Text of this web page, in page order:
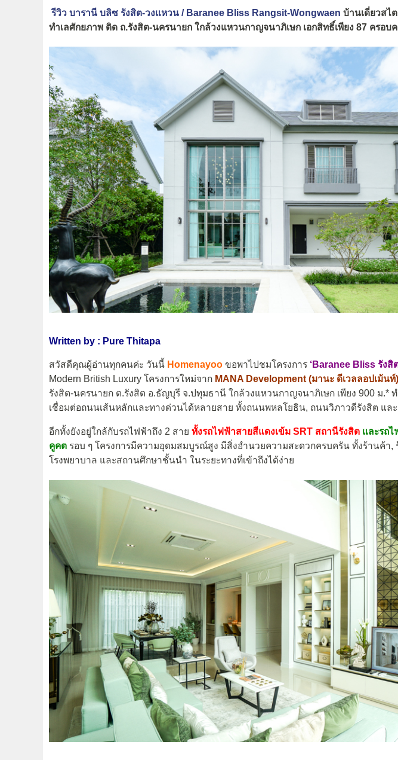
รีวิว บารานี บลิซ รังสิต-วงแหวน / Baranee Bliss Rangsit-Wongwaen บ้านเดี่ยวสไ
ทำเลศักยภาพ ติด ถ.รังสิต-นครนายก ใกล้วงแหวนกาญจนาภิเษก เอกสิทธิ์เพียง 87 ครอบ
Written by : Pure Thitapa
สวัสดีคุณผู้อ่านทุกคนค่ะ วันนี้ Homenayoo ขอพาไปชมโครงการ ‘Baranee Bliss รังสิ
Modern British Luxury โครงการใหม่จาก MANA Development (มานะ ดีเวลลอปเม้นท์)
รังสิต-นครนายก ต.รังสิต อ.ธัญบุรี จ.ปทุมธานี ใกล้วงแหวนกาญจนาภิเษก เพียง 900 ม.* ท
เชื่อมต่อถนนเส้นหลักและทางด่วนได้หลายสาย ทั้งถนนพหลโยธิน, ถนนวิภาวดีรังสิต และ
อีกทั้งยังอยู่ใกล้กับรถไฟฟ้าถึง 2 สาย ทั้งรถไฟฟ้าสายสีแดงเข้ม SRT สถานีรังสิต และรถ
คูคต รอบ ๆ โครงการมีความอุดมสมบูรณ์สูง มีสิ่งอำนวยความสะดวกครบครัน ทั้งร้านค้า,
โรงพยาบาล และสถานศึกษาชั้นนำ ในระยะทางที่เข้าถึงได้ง่าย